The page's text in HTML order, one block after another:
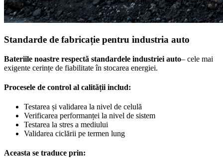
Standarde de fabricație pentru industria auto
Bateriile noastre respectă standardele industriei auto– cele mai
exigente cerințe de fiabilitate în stocarea energiei.
Procesele de control al calității includ:
Testarea și validarea la nivel de celulă
Verificarea performanței la nivel de sistem
Testarea la stres a mediului
Validarea ciclării pe termen lung
Aceasta se traduce prin: